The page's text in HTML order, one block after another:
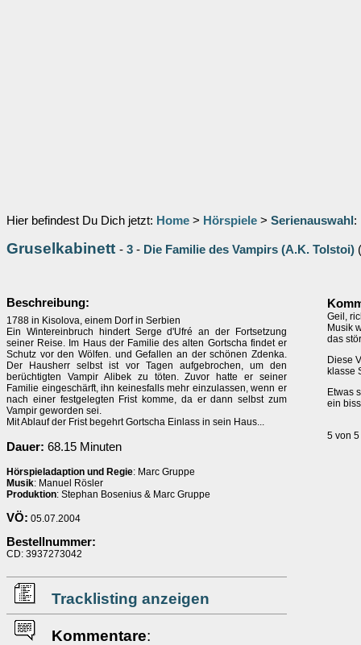
Hier befindest Du Dich jetzt: Home > Hörspiele > Serienauswahl :
Gruselkabinett - 3 - Die Familie des Vampirs (A.K. Tolstoi) (
Beschreibung:
1788 in Kisolova, einem Dorf in Serbien
Ein Wintereinbruch hindert Serge d'Ufré an der Fortsetzung
seiner Reise. Im Haus der Familie des alten Gortscha findet er
Schutz vor den Wölfen. und Gefallen an der schönen Zdenka.
Der Hausherr selbst ist vor Tagen aufgebrochen, um den
berüchtigten Vampir Alibek zu töten. Zuvor hatte er seiner
Familie eingeschärft, ihn keinesfalls mehr einzulassen, wenn er
nach einer festgelegten Frist komme, da er dann selbst zum
Vampir geworden sei.
Mit Ablauf der Frist begehrt Gortscha Einlass in sein Haus...
Dauer: 68.15 Minuten
Hörspieladaption und Regie: Marc Gruppe
Musik: Manuel Rösler
Produktion: Stephan Bosenius & Marc Gruppe
VÖ: 05.07.2004
Bestellnummer:
CD: 3937273042
Tracklisting anzeigen
Kommentare:
Geil,
Musik
das
Diese
klasse
Etwas
ein
5 von 5